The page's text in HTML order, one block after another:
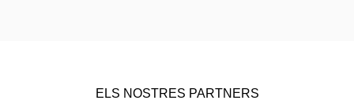
ELS NOSTRES PARTNERS